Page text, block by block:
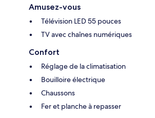
Amusez-vous
Télévision LED 55 pouces
TV avec chaînes numériques
Confort
Réglage de la climatisation
Bouilloire électrique
Chaussons
Fer et planche à repasser